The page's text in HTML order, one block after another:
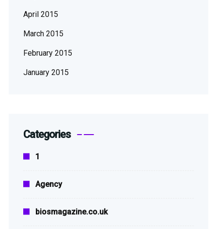
April 2015
March 2015
February 2015
January 2015
Categories
1
Agency
biosmagazine.co.uk